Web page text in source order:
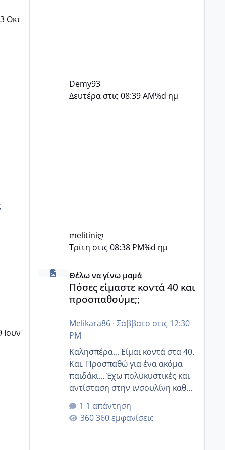
Οκτ
Ιουν
Demy93
Δευτέρα στις 08:39 AM%d ημ
melitiniღ
Τρίτη στις 08:38 PM%d ημ
Πόσες είμαστε κοντά 40 και προσπαθούμε;;
Θέλω να γίνω μαμά
Πόσες είμαστε κοντά 40 και
προσπαθούμε;;
Melikara86· Σάββατο στις 12:30
PM
Καλησπέρα... Είμαι κοντά στα 40.
Και. Προσπαθώ για ένα ακόμα
παιδάκι... Έχω πολυκυστικές και
αντίσταση στην ινσουλίνη καθώς
και χάσιμοτο! Έχω λίγα κιλά
παραπάνω και όσο κ αν
προσπαθώ δεν χάνω εύκολα!
1 απάντηση
360 εμφανίσεις